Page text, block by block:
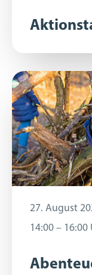
27. August
14:00 – 16:00
27. August
14:00 – 16:00